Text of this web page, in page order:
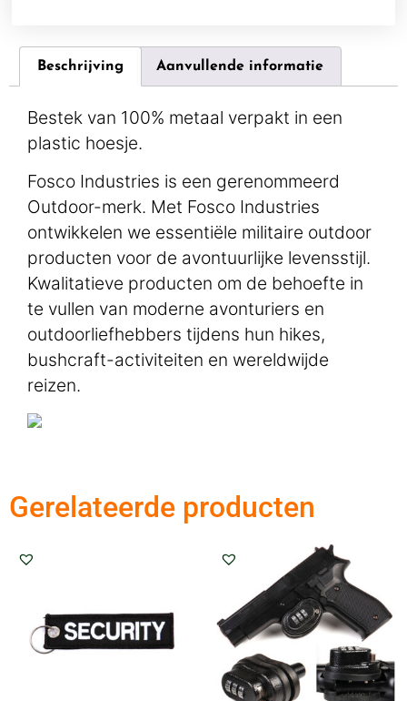
Beschrijving Aanvullende informatie
Bestek van 100% metaal verpakt in een
plastic hoesje.
Fosco Industries is een gerenommeerd
Outdoor-merk. Met Fosco Industries
ontwikkelen we essentiële militaire outdoor
producten voor de avontuurlijke levensstijl.
Kwalitatieve producten om de behoefte in
te vullen van moderne avonturiers en
outdoorliefhebbers tijdens hun hikes,
bushcraft-activiteiten en wereldwijde
reizen.
Gerelateerde producten